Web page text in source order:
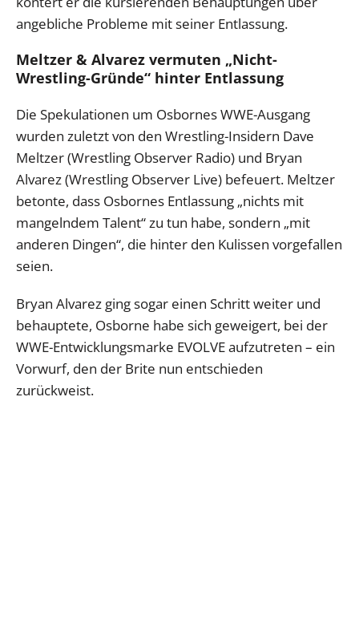
angebliche Probleme mit seiner Entlassung.
Meltzer & Alvarez vermuten „Nicht-
Wrestling-Gründe“ hinter Entlassung
Die Spekulationen um Osbornes WWE-Ausgang
wurden zuletzt von den Wrestling-Insidern Dave
Meltzer (Wrestling Observer Radio) und Bryan
Alvarez (Wrestling Observer Live) befeuert. Meltzer
betonte, dass Osbornes Entlassung „nichts mit
mangelndem Talent“ zu tun habe, sondern „mit
anderen Dingen“, die hinter den Kulissen vorgefallen
seien.
Bryan Alvarez ging sogar einen Schritt weiter und
behauptete, Osborne habe sich geweigert, bei der
WWE-Entwicklungsmarke EVOLVE aufzutreten – ein
Vorwurf, den der Brite nun entschieden
zurückweist.